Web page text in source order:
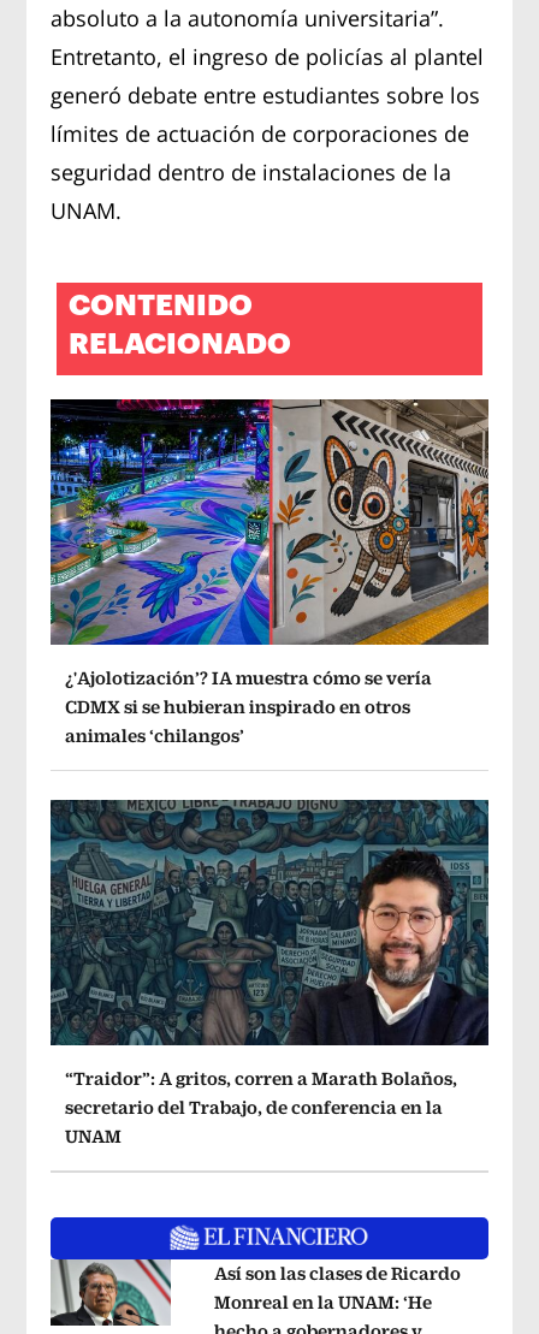
absoluto a la autonomía universitaria”.
Entretanto, el ingreso de policías al plantel
generó debate entre estudiantes sobre los
límites de actuación de corporaciones de
seguridad dentro de instalaciones de la
UNAM.
CONTENIDO
RELACIONADO
¿'Ajolotización’? IA muestra cómo se vería
CDMX si se hubieran inspirado en otros
animales ‘chilangos’
“Traidor”: A gritos, corren a Marath Bolaños,
secretario del Trabajo, de conferencia en la
UNAM
Así son las clases de Ricardo
Monreal en la UNAM: ‘He